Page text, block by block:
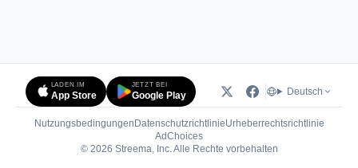
LADEN IM
App Store
JETZT BEI
Google Play Deutsch
Nutzungsbedingungen DatenschutzrichtlinieUrheberrechtsrichtlinie
AdChoices(öffnet in neuem Tab)
© 2026 Streema, Inc. Alle Rechte vorbehalten